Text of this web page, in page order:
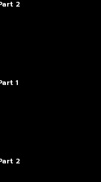
2
1
2